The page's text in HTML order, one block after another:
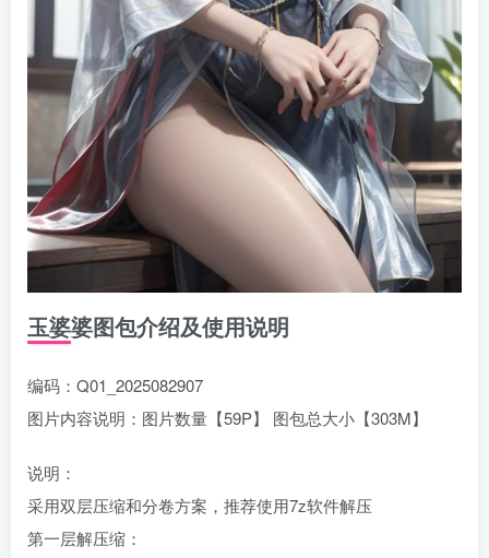
玉婆婆图包介绍及使用说明
编码：Q01_2025082907
图片内容说明：图片数量【59P】 图包总大小【303M】
说明：
采用双层压缩和分卷方案，推荐使用7z软件解压
第一层解压缩：